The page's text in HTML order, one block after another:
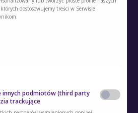
O Akademii
kont i usług dodatkowych
dostosowujemy treści w Serwisie
podmiotów (third party
trackujące